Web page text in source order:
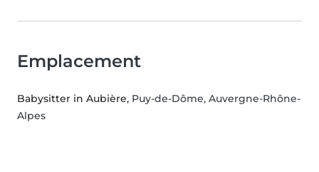
Emplacement
Babysitter in Aubière, Puy-de-Dôme, Auvergne-Rhône-
Alpes